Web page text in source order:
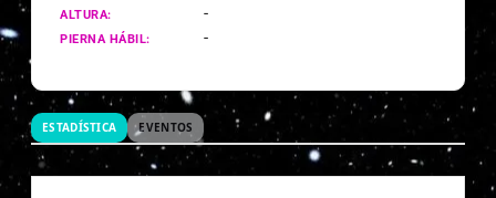
ALTURA: -
PIERNA HÁBIL: -
ESTADÍSTICA EVENTOS